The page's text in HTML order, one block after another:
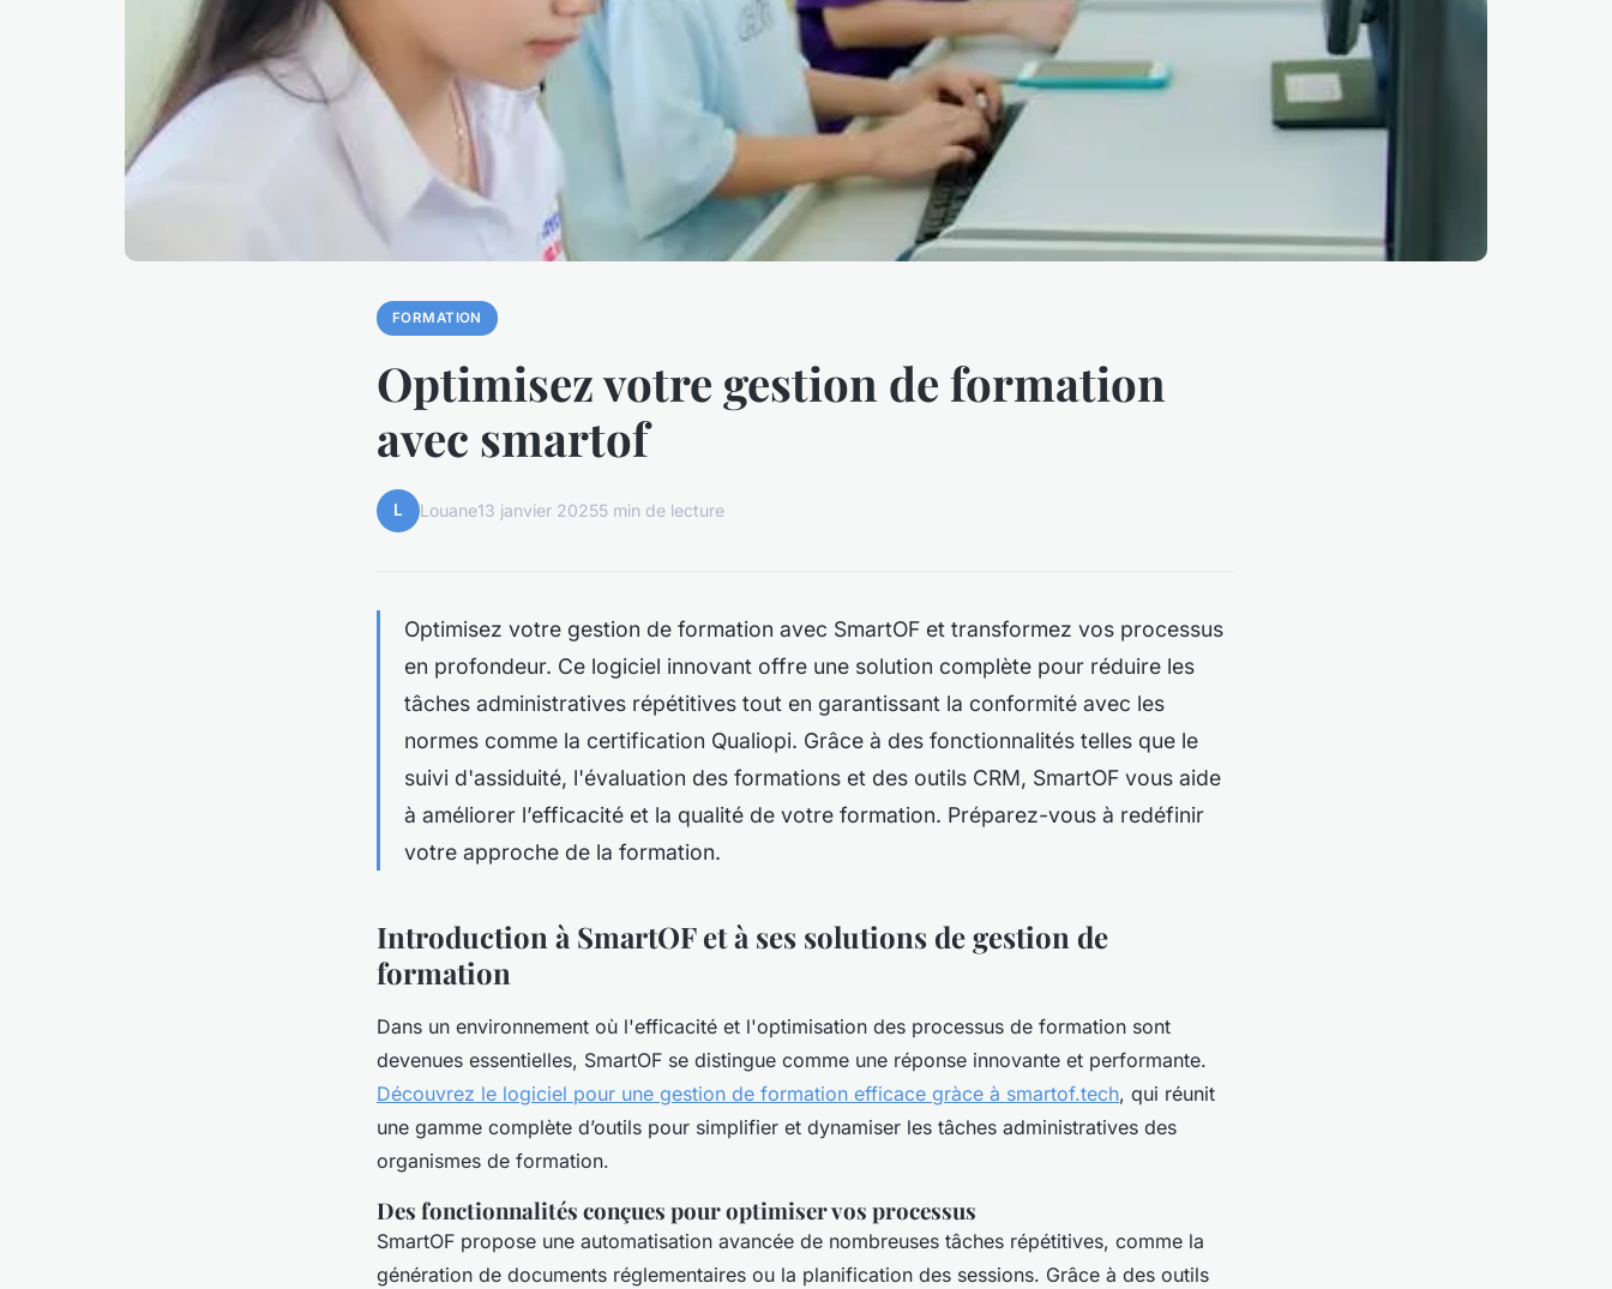
FORMATION
Optimisez votre gestion de formation
avec smartof
L Louane13 janvier 20255 min de lecture
Optimisez votre gestion de formation avec SmartOF et transformez vos processus
en profondeur. Ce logiciel innovant offre une solution complète pour réduire les
tâches administratives répétitives tout en garantissant la conformité avec les
normes comme la certification Qualiopi. Grâce à des fonctionnalités telles que le
suivi d'assiduité, l'évaluation des formations et des outils CRM, SmartOF vous aide
à améliorer l’efficacité et la qualité de votre formation. Préparez-vous à redéfinir
votre approche de la formation.
Introduction à SmartOF et à ses solutions de gestion de
formation
Dans un environnement où l'efficacité et l'optimisation des processus de formation sont
devenues essentielles, SmartOF se distingue comme une réponse innovante et performante.
Découvrez le logiciel pour une gestion de formation efficace gràce à smartof.tech, qui réunit
une gamme complète d’outils pour simplifier et dynamiser les tâches administratives des
organismes de formation.
Des fonctionnalités conçues pour optimiser vos processus
SmartOF propose une automatisation avancée de nombreuses tâches répétitives, comme la
génération de documents réglementaires ou la planification des sessions. Grâce à des outils